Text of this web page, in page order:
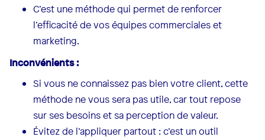
C’est une méthode qui permet de renforcer
l’efficacité de vos équipes commerciales et
marketing.
Inconvénients :
Si vous ne connaissez pas bien votre client, cette
méthode ne vous sera pas utile, car tout repose
sur ses besoins et sa perception de valeur.
Évitez de l’appliquer partout : c’est un outil